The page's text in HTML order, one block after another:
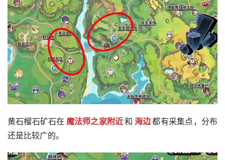
黄石榴石矿石在 魔法师之家附近和 海边都有采集点，分布
还是比较广的。